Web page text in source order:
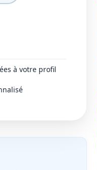
à votre profil